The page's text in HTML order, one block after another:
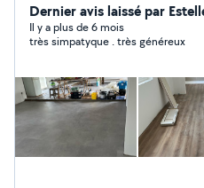
Dernier avis laissé par
Il y a plus de 6 mois
très simpatyque . très généreux